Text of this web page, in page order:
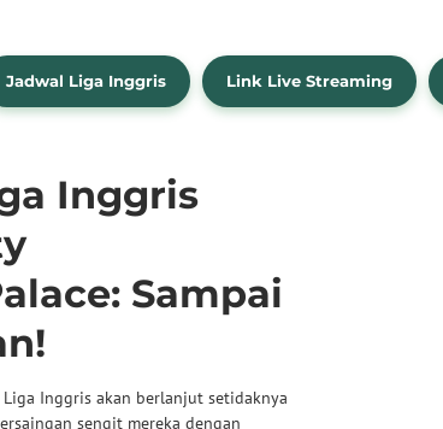
Jadwal Liga Inggris Link Live Streaming
Inggris
Sampai
Inggris akan berlanjut setidaknya
sengit mereka dengan